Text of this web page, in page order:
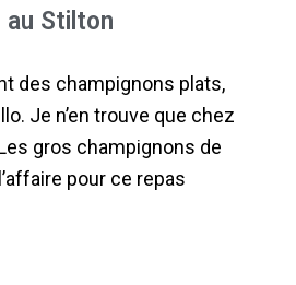
au Stilton
des champignons plats,
Je n’en trouve que chez
gros champignons de
pour ce repas